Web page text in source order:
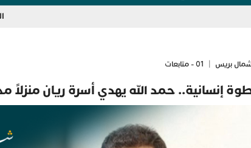
التحريض
01 - متابعات
إنسانية.. حمد الله يهدي أسرة ريان منزلاً